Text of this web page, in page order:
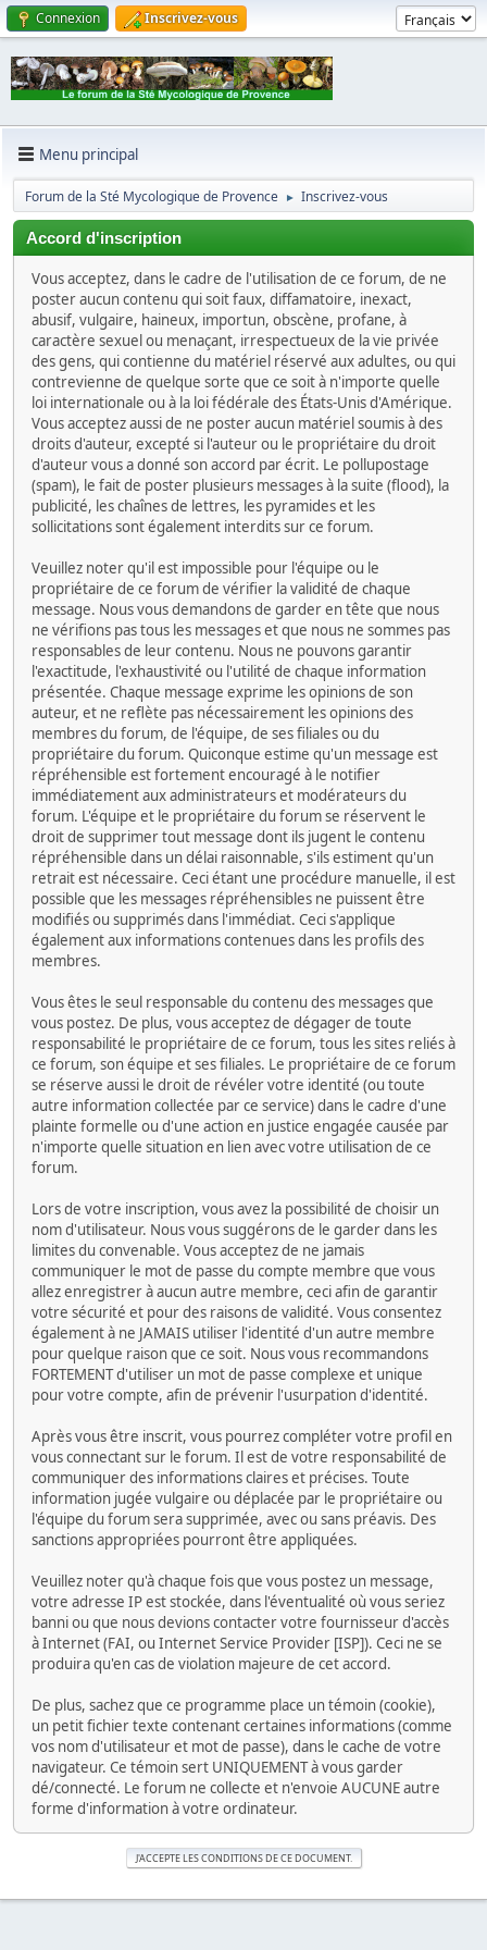
Connexion Inscrivez-vous
Menu principal
Forum de la Sté Mycologique de Provence ► Inscrivez-vous
Accord d'inscription
Vous acceptez, dans le cadre de l'utilisation de ce forum, de ne
poster aucun contenu qui soit faux, diffamatoire, inexact,
abusif, vulgaire, haineux, importun, obscène, profane, à
caractère sexuel ou menaçant, irrespectueux de la vie privée
des gens, qui contienne du matériel réservé aux adultes, ou qui
contrevienne de quelque sorte que ce soit à n'importe quelle
loi internationale ou à la loi fédérale des États-Unis d'Amérique.
Vous acceptez aussi de ne poster aucun matériel soumis à des
droits d'auteur, excepté si l'auteur ou le propriétaire du droit
d'auteur vous a donné son accord par écrit. Le pollupostage
(spam), le fait de poster plusieurs messages à la suite (flood), la
publicité, les chaînes de lettres, les pyramides et les
sollicitations sont également interdits sur ce forum.
Veuillez noter qu'il est impossible pour l'équipe ou le
propriétaire de ce forum de vérifier la validité de chaque
message. Nous vous demandons de garder en tête que nous
ne vérifions pas tous les messages et que nous ne sommes pas
responsables de leur contenu. Nous ne pouvons garantir
l'exactitude, l'exhaustivité ou l'utilité de chaque information
présentée. Chaque message exprime les opinions de son
auteur, et ne reflète pas nécessairement les opinions des
membres du forum, de l'équipe, de ses filiales ou du
propriétaire du forum. Quiconque estime qu'un message est
répréhensible est fortement encouragé à le notifier
immédiatement aux administrateurs et modérateurs du
forum. L'équipe et le propriétaire du forum se réservent le
droit de supprimer tout message dont ils jugent le contenu
répréhensible dans un délai raisonnable, s'ils estiment qu'un
retrait est nécessaire. Ceci étant une procédure manuelle, il est
possible que les messages répréhensibles ne puissent être
modifiés ou supprimés dans l'immédiat. Ceci s'applique
également aux informations contenues dans les profils des
membres.
Vous êtes le seul responsable du contenu des messages que
vous postez. De plus, vous acceptez de dégager de toute
responsabilité le propriétaire de ce forum, tous les sites reliés à
ce forum, son équipe et ses filiales. Le propriétaire de ce forum
se réserve aussi le droit de révéler votre identité (ou toute
autre information collectée par ce service) dans le cadre d'une
plainte formelle ou d'une action en justice engagée causée par
n'importe quelle situation en lien avec votre utilisation de ce
forum.
Lors de votre inscription, vous avez la possibilité de choisir un
nom d'utilisateur. Nous vous suggérons de le garder dans les
limites du convenable. Vous acceptez de ne jamais
communiquer le mot de passe du compte membre que vous
allez enregistrer à aucun autre membre, ceci afin de garantir
votre sécurité et pour des raisons de validité. Vous consentez
également à ne JAMAIS utiliser l'identité d'un autre membre
pour quelque raison que ce soit. Nous vous recommandons
FORTEMENT d'utiliser un mot de passe complexe et unique
pour votre compte, afin de prévenir l'usurpation d'identité.
Après vous être inscrit, vous pourrez compléter votre profil en
vous connectant sur le forum. Il est de votre responsabilité de
communiquer des informations claires et précises. Toute
information jugée vulgaire ou déplacée par le propriétaire ou
l'équipe du forum sera supprimée, avec ou sans préavis. Des
sanctions appropriées pourront être appliquées.
Veuillez noter qu'à chaque fois que vous postez un message,
votre adresse IP est stockée, dans l'éventualité où vous seriez
banni ou que nous devions contacter votre fournisseur d'accès
à Internet (FAI, ou Internet Service Provider [ISP]). Ceci ne se
produira qu'en cas de violation majeure de cet accord.
De plus, sachez que ce programme place un témoin (cookie),
un petit fichier texte contenant certaines informations (comme
vos nom d'utilisateur et mot de passe), dans le cache de votre
navigateur. Ce témoin sert UNIQUEMENT à vous garder
dé/connecté. Le forum ne collecte et n'envoie AUCUNE autre
forme d'information à votre ordinateur.